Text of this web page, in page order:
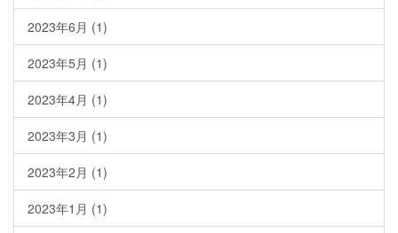
2023年6月 (1)
2023年5月 (1)
2023年4月 (1)
2023年3月 (1)
2023年2月 (1)
2023年1月 (1)